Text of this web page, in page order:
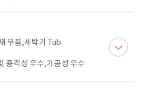
부품,세탁기 Tub
충격성 우수,가공성 우수